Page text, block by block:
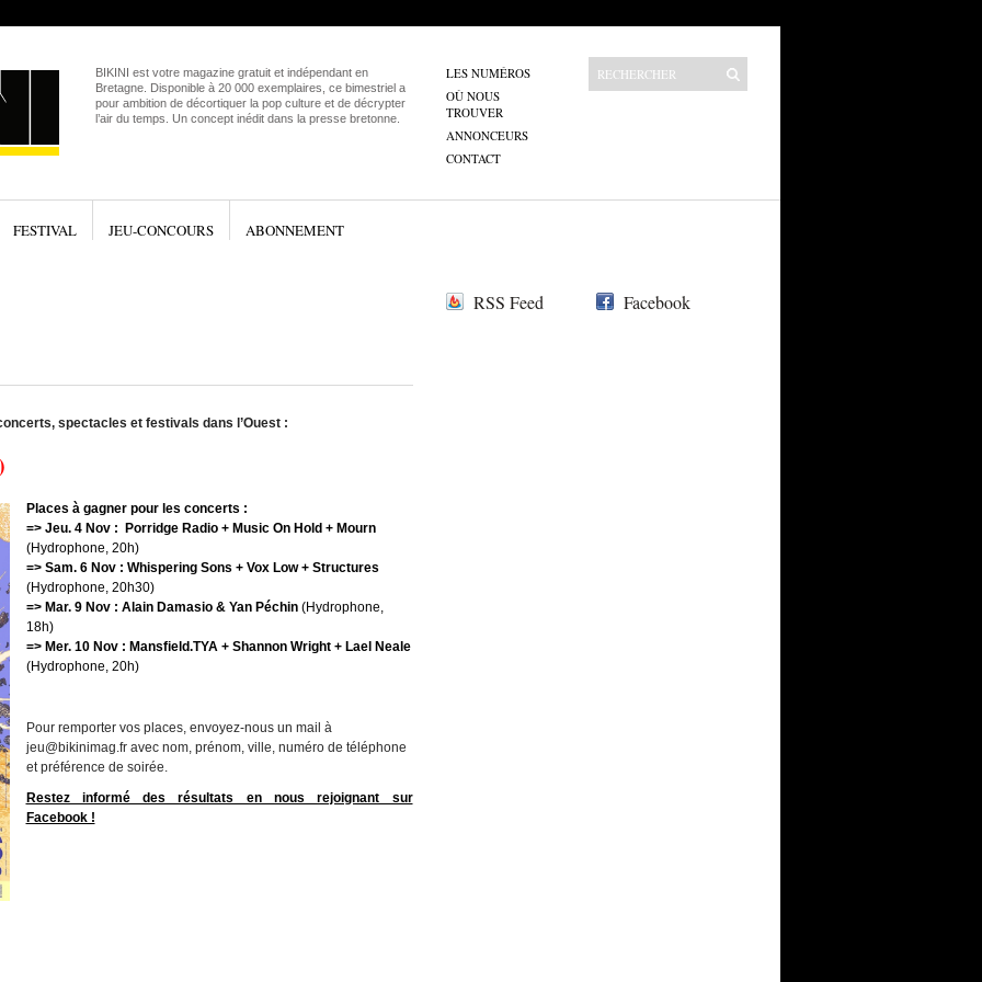
BIKINI est votre magazine gratuit et indépendant en
Bretagne. Disponible à 20 000 exemplaires, ce bimestriel a
pour ambition de décortiquer la pop culture et de décrypter
l’air du temps. Un concept inédit dans la presse bretonne.
LES NUMÉROS
OÙ NOUS
TROUVER
ANNONCEURS
CONTACT
FESTIVAL JEU-CONCOURS ABONNEMENT
spectacles et festivals dans l’Ouest :
Places à gagner pour les concerts :
=> Jeu. 4 Nov : Porridge Radio + Music On Hold + Mourn
(Hydrophone, 20h)
=> Sam. 6 Nov : Whispering Sons + Vox Low + Structures
(Hydrophone, 20h30)
=> Mar. 9 Nov : Alain Damasio & Yan Péchin (Hydrophone,
18h)
=> Mer. 10 Nov : Mansfield.TYA + Shannon Wright + Lael Neale
(Hydrophone, 20h)
Pour remporter vos places, envoyez-nous un mail à
jeu@bikinimag.fr avec nom, prénom, ville, numéro de téléphone
et préférence de soirée.
Restez informé des résultats en nous rejoignant sur
Facebook !
RSS Feed Facebook